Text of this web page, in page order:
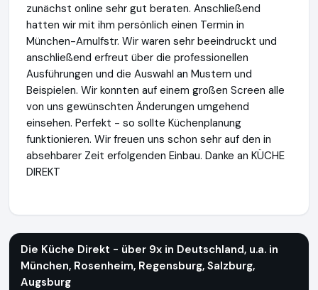
zunächst online sehr gut beraten. Anschließend
hatten wir mit ihm persönlich einen Termin in
München-Arnulfstr. Wir waren sehr beeindruckt und
anschließend erfreut über die professionellen
Ausführungen und die Auswahl an Mustern und
Beispielen. Wir konnten auf einem großen Screen alle
von uns gewünschten Änderungen umgehend
einsehen. Perfekt - so sollte Küchenplanung
funktionieren. Wir freuen uns schon sehr auf den in
absehbarer Zeit erfolgenden Einbau. Danke an KÜCHE
DIREKT
Die Küche Direkt - über 9x in Deutschland, u.a. in
München, Rosenheim, Regensburg, Salzburg,
Augsburg